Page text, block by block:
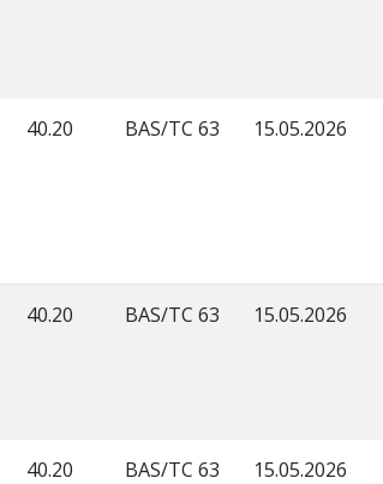
40.20 BAS/TC 63 15.05.2026
40.20 BAS/TC 63 15.05.2026
40.20 BAS/TC 63 15.05.2026